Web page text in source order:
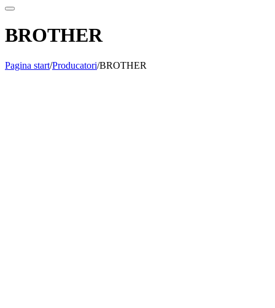
BROTHER
Pagina start/Producatori/BROTHER